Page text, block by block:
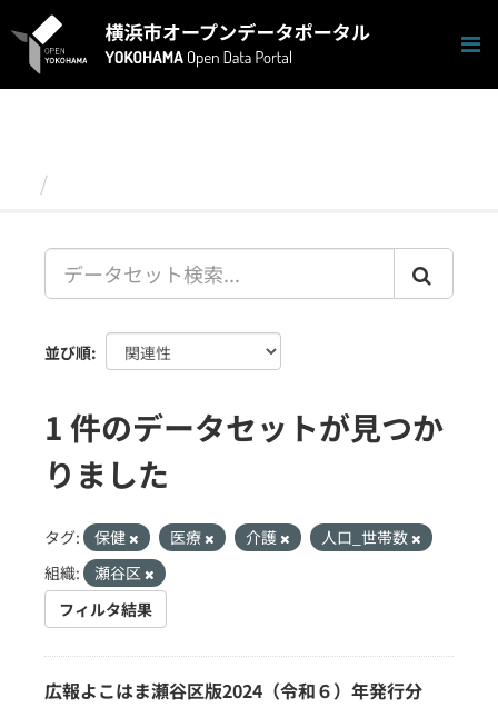
キ
並び順
1 件のデータセットが見つか
りました
タグ: 保健 医療 介護
人口_世帯数
組織:
瀬谷区
フィルタ結果
広報よこはま瀬谷区版2024（令和６）年発行分